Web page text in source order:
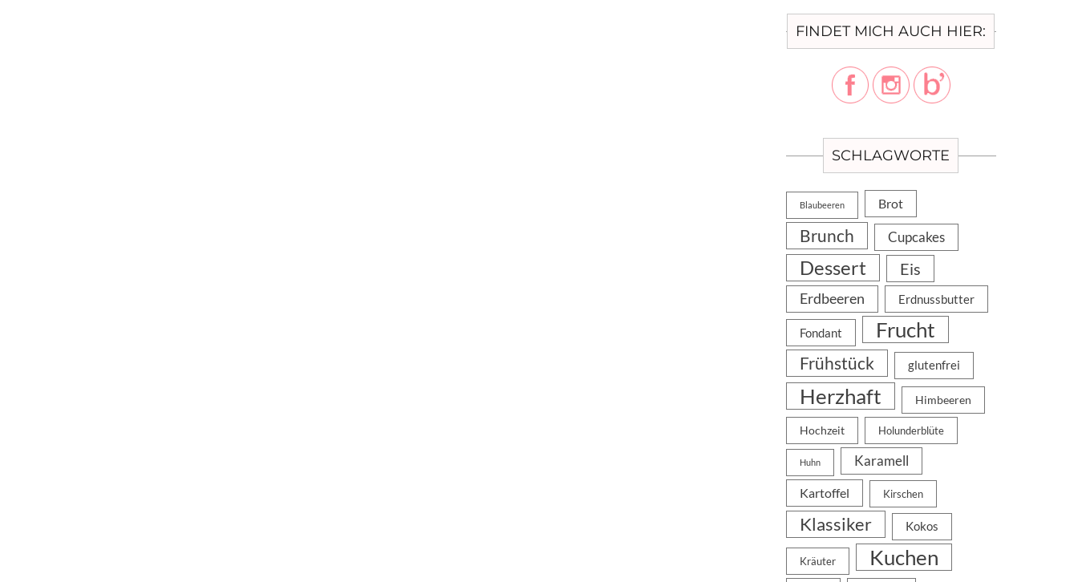
FINDET MICH AUCH HIER:
SCHLAGWORTE
Blaubeeren Brot
Brunch Cupcakes
Dessert Eis
Erdbeeren Erdnussbutter
Fondant Frucht
Frühstück glutenfrei
Herzhaft Himbeeren
Hochzeit Holunderblüte
Huhn Karamell
Kartoffel Kirschen
Klassiker Kokos
Kräuter Kuchen